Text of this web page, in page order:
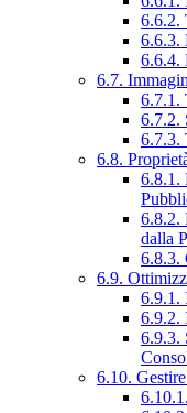
6.6.2.
6.6.3.
6.6.4.
6.7.
6.7.1.
6.7.2.
6.7.3.
6.8.
6.8.1.
6.8.2.
dalla
6.8.3.
6.9.
6.9.1.
6.9.2.
6.9.3.
6.10.